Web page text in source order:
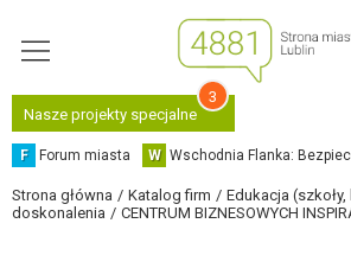
Nasze projekty specjalne
3
F Forum miasta W Wschodnia Flanka:
Strona główna Katalog firm Edukacja (szkoły,
doskonalenia
CENTRUM BIZNESOWYCH